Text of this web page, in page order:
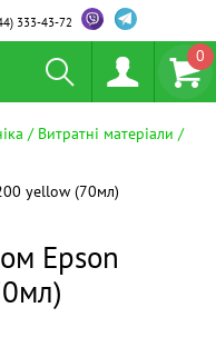
333-43-72
0
Витратні матеріали
yellow (70мл)
Epson